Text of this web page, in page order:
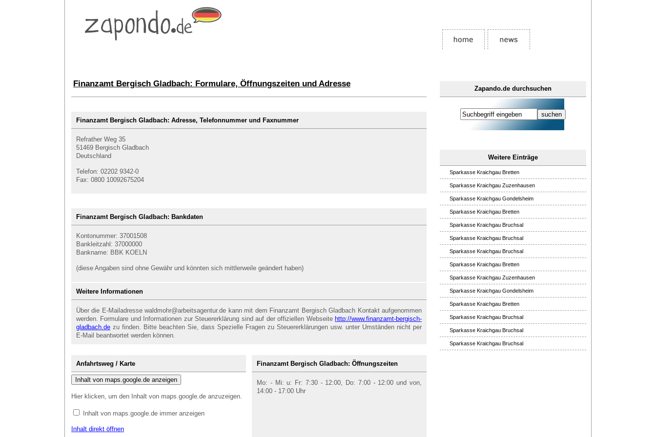
Zapando.de durchsuchen
Weitere Einträge
Sparkasse Kraichgau Bretten
Sparkasse Kraichgau Zuzenhausen
Sparkasse Kraichgau Gondelsheim
Sparkasse Kraichgau Bretten
Sparkasse Kraichgau Bruchsal
Sparkasse Kraichgau Bruchsal
Sparkasse Kraichgau Bruchsal
Sparkasse Kraichgau Bretten
Sparkasse Kraichgau Zuzenhausen
Sparkasse Kraichgau Gondelsheim
Sparkasse Kraichgau Bretten
Sparkasse Kraichgau Bruchsal
Sparkasse Kraichgau Bruchsal
Sparkasse Kraichgau Bruchsal
Finanzamt Bergisch Gladbach: Formulare, Öffnungszeiten und Adresse
Finanzamt Bergisch Gladbach: Adresse, Telefonnummer und Faxnummer
Refrather Weg 35
51469 Bergisch Gladbach
Deutschland
Telefon: 02202 9342-0
Fax: 0800 10092675204
Finanzamt Bergisch Gladbach: Bankdaten
Kontonummer: 37001508
Bankleitzahl: 37000000
Bankname: BBK KOELN
(diese Angaben sind ohne Gewähr und könnten sich mittlerweile geändert haben)
Weitere Informationen
Über die E-Mailadresse waldmohr@arbeitsagentur.de kann mit dem Finanzamt Bergisch Gladbach Kontakt aufgenommen
werden. Formulare und Informationen zur Steuererklärung sind auf der offiziellen Webseite http://www.finanzamt-bergisch-
gladbach.de zu finden. Bitte beachten Sie, dass Spezielle Fragen zu Steuererklärungen usw. unter Umständen nicht per
E-Mail beantwortet werden können.
Anfahrtsweg / Karte
Inhalt von maps.google.de anzeigen
Hier klicken, um den Inhalt von maps.google.de anzuzeigen.
Inhalt von maps.google.de immer anzeigen
Inhalt direkt öffnen
Finanzamt Bergisch Gladbach: Öffnungszeiten
Mo: - Mi: u: Fr: 7:30 - 12:00, Do: 7:00 - 12:00 und von,
14:00 - 17:00 Uhr